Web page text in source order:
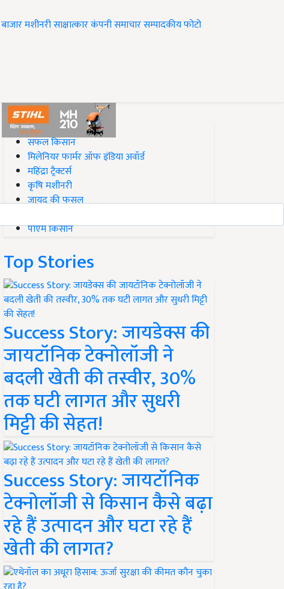
बाजारमशीनरीसाक्षात्कारकंपनी समाचारसम्पादकीयफोटो
#Top on Krishi Jagran
सफल किसान
मिलेनियर फार्मर ऑफ इंडिया अवॉर्ड
महिंद्रा ट्रैक्टर्स
कृषि मशीनरी
जायद की फसल
पीएम किसान
Top Stories
Success Story: जायडेक्स की
जायटॉनिक टेक्नोलॉजी ने
बदली खेती की तस्वीर, 30%
तक घटी लागत और सुधरी
मिट्टी की सेहत!
Success Story: जायटॉनिक
टेक्नोलॉजी से किसान कैसे बढ़ा
रहे हैं उत्पादन और घटा रहे हैं
खेती की लागत?